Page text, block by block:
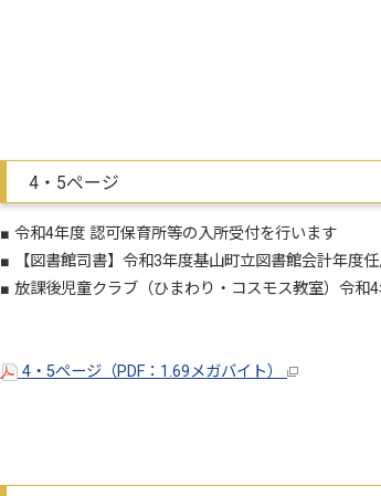
4・5ページ
■ 令和4年度 認可保育所等の入所受付を行います
■ 【図書館司書】令和3年度基山町立図書館会計年度
■ 放課後児童クラブ（ひまわり・コスモス教室）令和
4・5ページ（PDF：1.69メガバイト）